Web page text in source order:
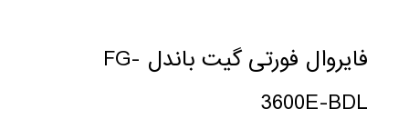
فایروال فورتی گیت باندل FG-
3600E-BDL